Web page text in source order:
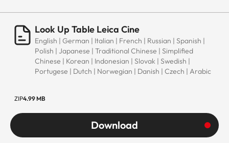
Look Up Table Leica Cine
English | German | Italian | French | Russian | Spanish |
Polish | Japanese | Traditional Chinese | Simplified
Chinese | Korean | Indonesian | Slovak | Swedish |
Portugese | Dutch | Norwegian | Danish | Czech | Arabic
ZIP4.99 MB
Download